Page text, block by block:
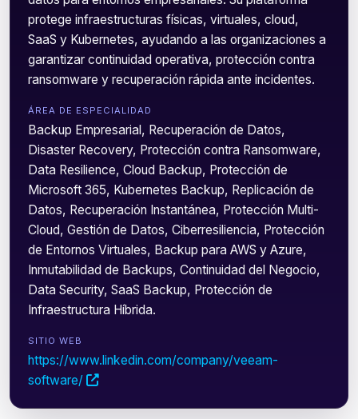
protege infraestructuras físicas, virtuales, cloud,
SaaS y Kubernetes, ayudando a las organizaciones a
garantizar continuidad operativa, protección contra
ransomware y recuperación rápida ante incidentes.
ÁREA DE ESPECIALIDAD
Backup Empresarial, Recuperación de Datos,
Disaster Recovery, Protección contra Ransomware,
Data Resilience, Cloud Backup, Protección de
Microsoft 365, Kubernetes Backup, Replicación de
Datos, Recuperación Instantánea, Protección Multi-
Cloud, Gestión de Datos, Ciberresiliencia, Protección
de Entornos Virtuales, Backup para AWS y Azure,
Inmutabilidad de Backups, Continuidad del Negocio,
Data Security, SaaS Backup, Protección de
Infraestructura Híbrida.
SITIO WEB
https://www.linkedin.com/company/veeam-
software/